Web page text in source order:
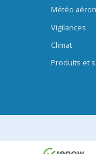
Météo
Vigilances
Climat
Produits et